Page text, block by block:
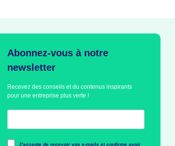
Abonnez-vous à notre
newsletter
Recevez des conseils et du contenus inspirants
pour une entreprise plus verte !
J'accepte de recevoir vos e-mails et confirme avoir